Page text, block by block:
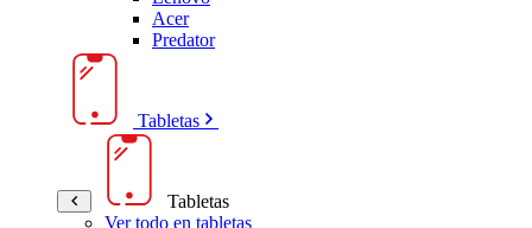
Acer
Predator
Tabletas
Tabletas
Ver todo en tabletas